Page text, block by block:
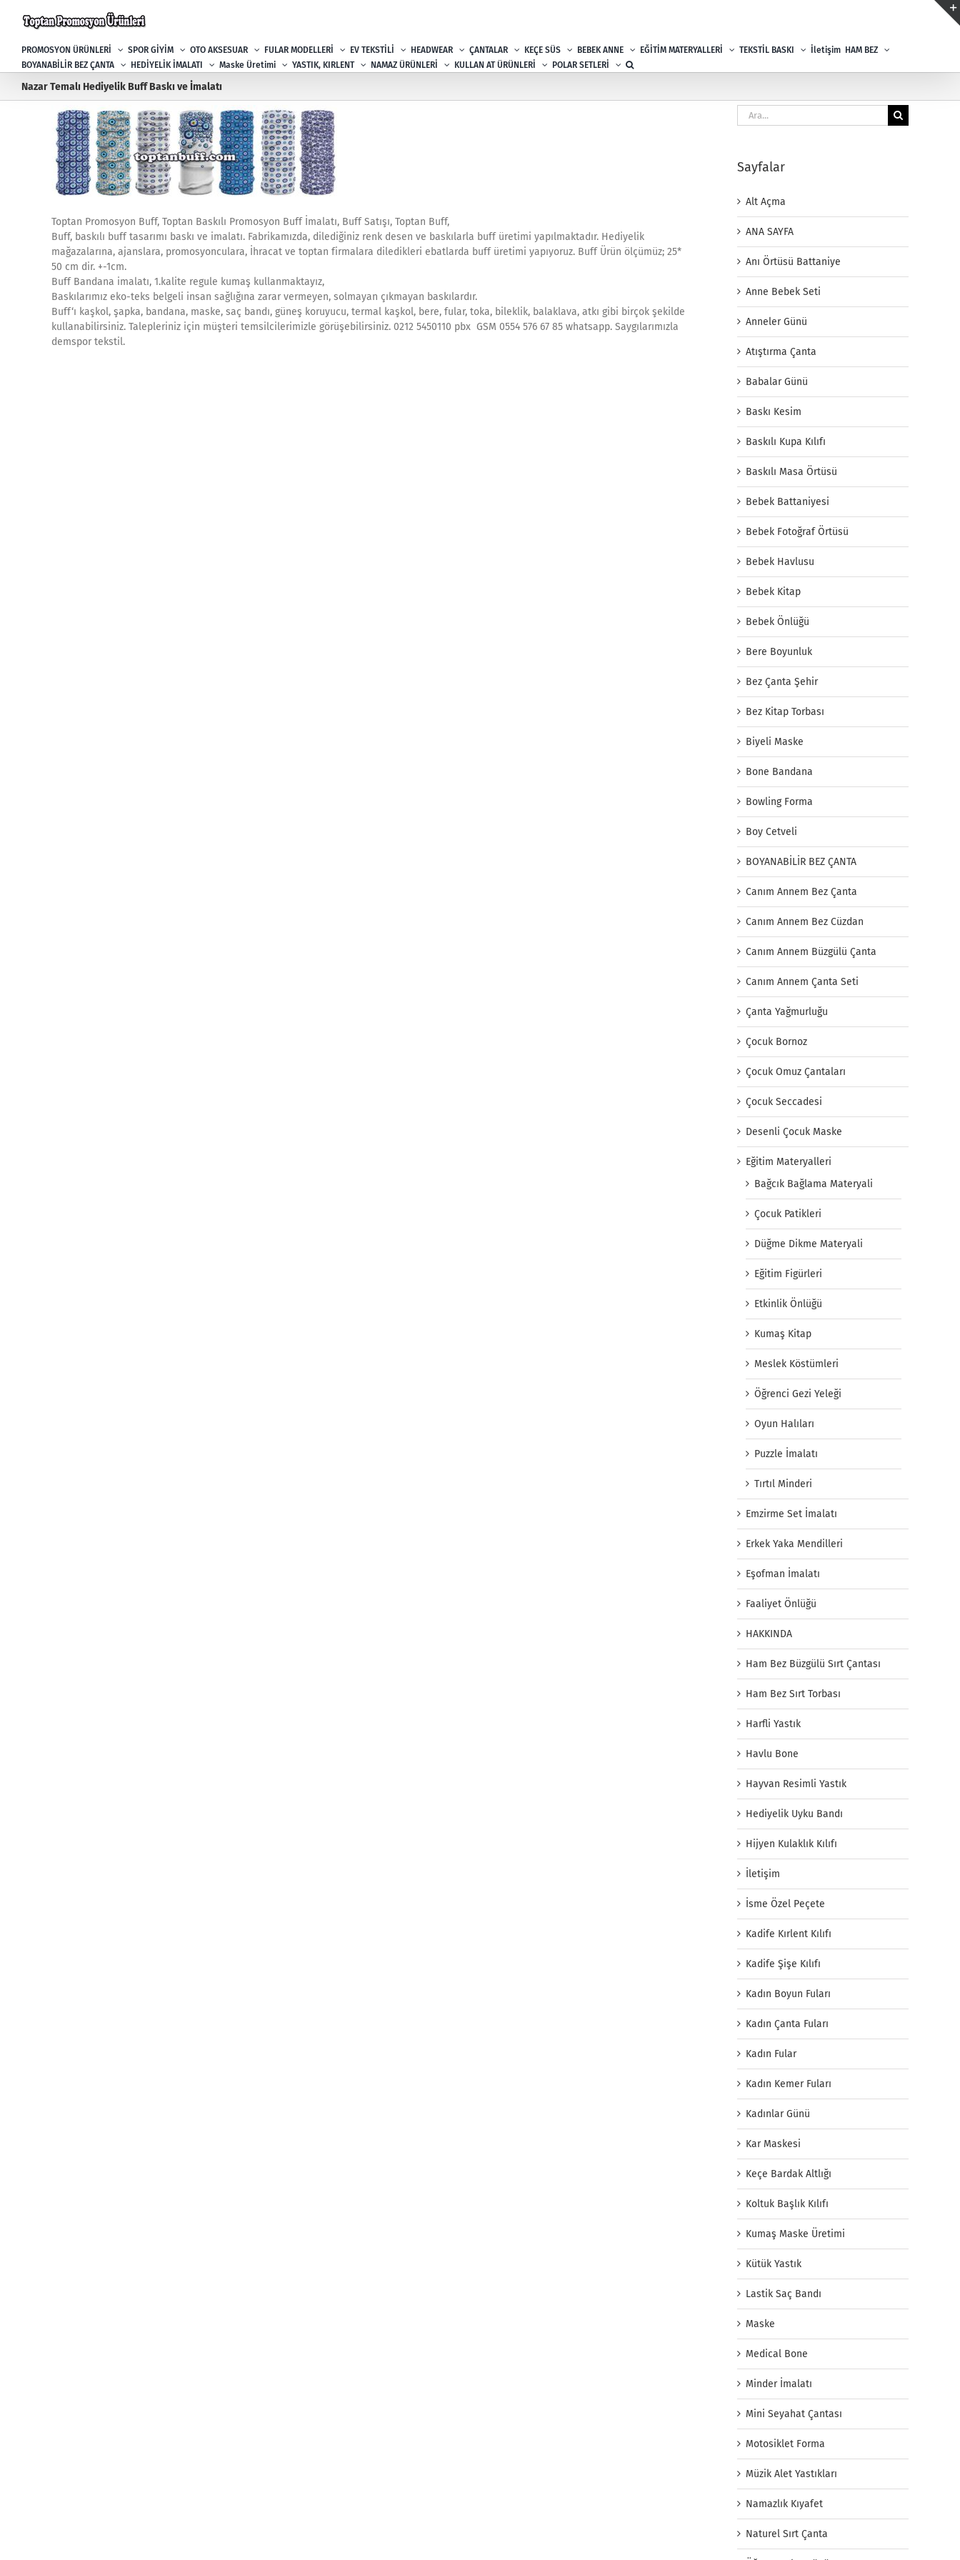
PROMOSYON ÜRÜNLERİ SPOR GİYİM OTO AKSESUAR FULAR MODELLERİ EV TEKSTİLİ HEADWEAR ÇANTALAR KEÇE SÜS BEBEK ANNE EĞİTİM MATERYALLERİ TEKSTİL BASKI İletişim HAM BEZ
BOYANABİLİR BEZ ÇANTA
HEDİYELİK İMALATI Maske Üretimi YASTIK, KIRLENT NAMAZ ÜRÜNLERİ KULLAN AT ÜRÜNLERİ POLAR SETLERİ
Nazar Temalı Hediyelik Buff Baskı ve İmalatı
Toptan Promosyon Buff, Toptan Baskılı Promosyon Buff İmalatı, Buff Satışı, Toptan Buff,
Buff, baskılı buff tasarımı baskı ve imalatı. Fabrikamızda, dilediğiniz renk desen ve baskılarla buff üretimi yapılmaktadır. Hediyelik
mağazalarına, ajanslara, promosyonculara, İhracat ve toptan firmalara diledikleri ebatlarda buff üretimi yapıyoruz. Buff Ürün ölçümüz; 25*
50 cm dir. +-1cm.
Buff Bandana imalatı, 1.kalite regule kumaş kullanmaktayız,
Baskılarımız eko-teks belgeli insan sağlığına zarar vermeyen, solmayan çıkmayan baskılardır.
Buff‘ı kaşkol, şapka, bandana, maske, saç bandı, güneş koruyucu, termal kaşkol, bere, fular, toka, bileklik, balaklava, atkı gibi birçok şekilde
kullanabilirsiniz. Talepleriniz için müşteri temsilcilerimizle görüşebilirsiniz. 0212 5450110 pbx GSM 0554 576 67 85 whatsapp. Saygılarımızla
demspor tekstil.
Ara:
Sayfalar
Alt Açma
ANA SAYFA
Anı Örtüsü Battaniye
Anne Bebek Seti
Anneler Günü
Atıştırma Çanta
Babalar Günü
Baskı Kesim
Baskılı Kupa Kılıfı
Baskılı Masa Örtüsü
Bebek Battaniyesi
Bebek Fotoğraf Örtüsü
Bebek Havlusu
Bebek Kitap
Bebek Önlüğü
Bere Boyunluk
Bez Çanta Şehir
Bez Kitap Torbası
Biyeli Maske
Bone Bandana
Bowling Forma
Boy Cetveli
BOYANABİLİR BEZ ÇANTA
Canım Annem Bez Çanta
Canım Annem Bez Cüzdan
Canım Annem Büzgülü Çanta
Canım Annem Çanta Seti
Çanta Yağmurluğu
Çocuk Bornoz
Çocuk Omuz Çantaları
Çocuk Seccadesi
Desenli Çocuk Maske
Eğitim Materyalleri
Bağcık Bağlama Materyali
Çocuk Patikleri
Düğme Dikme Materyali
Eğitim Figürleri
Etkinlik Önlüğü
Kumaş Kitap
Meslek Köstümleri
Öğrenci Gezi Yeleği
Oyun Halıları
Puzzle İmalatı
Tırtıl Minderi
Emzirme Set İmalatı
Erkek Yaka Mendilleri
Eşofman İmalatı
Faaliyet Önlüğü
HAKKINDA
Ham Bez Büzgülü Sırt Çantası
Ham Bez Sırt Torbası
Harfli Yastık
Havlu Bone
Hayvan Resimli Yastık
Hediyelik Uyku Bandı
Hijyen Kulaklık Kılıfı
İletişim
İsme Özel Peçete
Kadife Kırlent Kılıfı
Kadife Şişe Kılıfı
Kadın Boyun Fuları
Kadın Çanta Fuları
Kadın Fular
Kadın Kemer Fuları
Kadınlar Günü
Kar Maskesi
Keçe Bardak Altlığı
Koltuk Başlık Kılıfı
Kumaş Maske Üretimi
Kütük Yastık
Lastik Saç Bandı
Maske
Medical Bone
Minder İmalatı
Mini Seyahat Çantası
Motosiklet Forma
Müzik Alet Yastıkları
Namazlık Kıyafet
Naturel Sırt Çanta